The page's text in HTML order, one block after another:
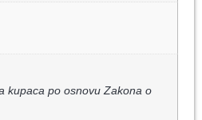
kupaca po osnovu Zakona o